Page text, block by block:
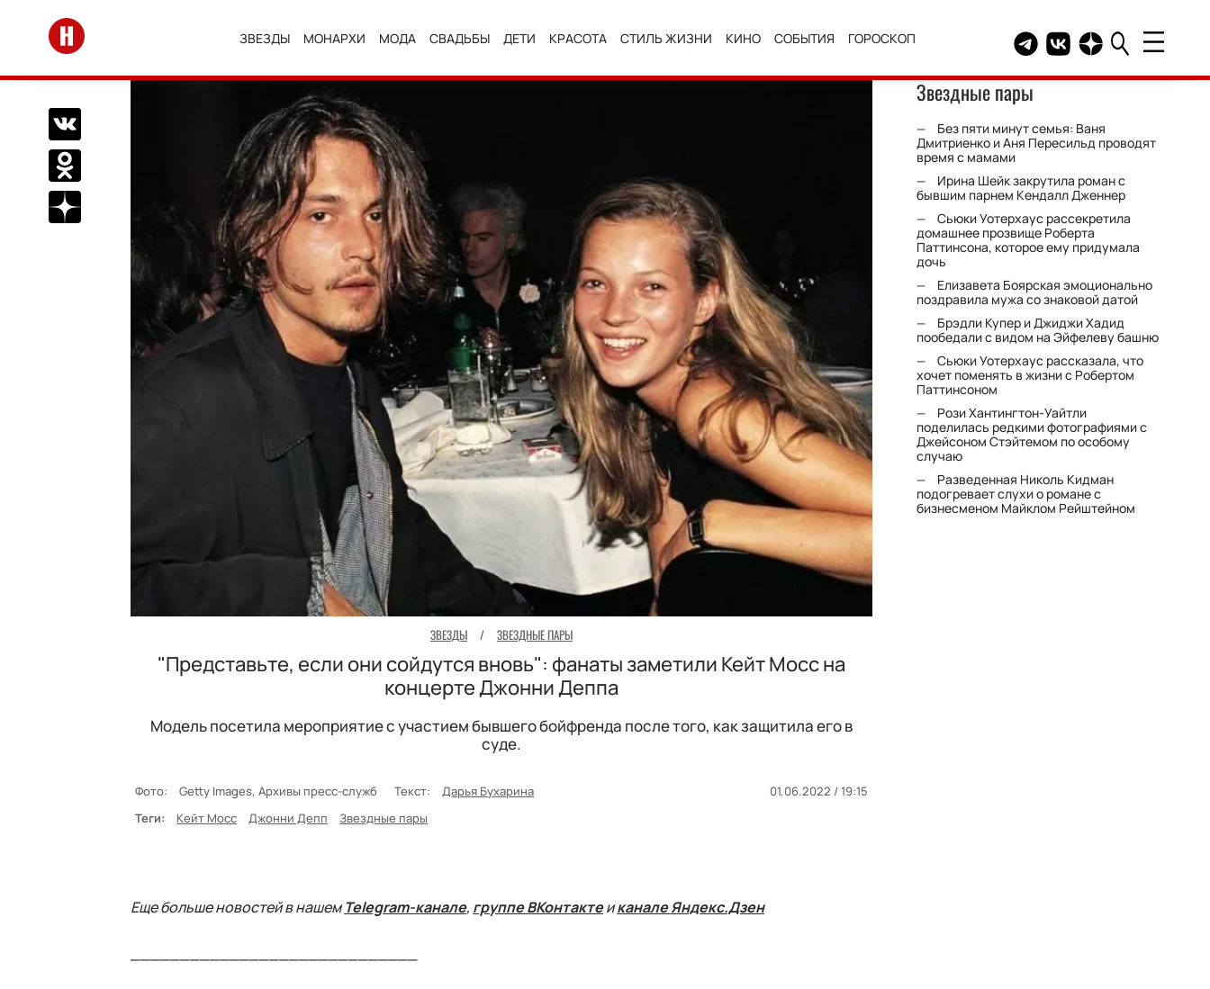
Перейти на главную
ЗВЕЗДЫ МОНАРХИ МОДА СВАДЬБЫ ДЕТИ КРАСОТА СТИЛЬ ЖИЗНИ КИНО СОБЫТИЯ ГОРОСКОП Telegram канал HELLO
Группа HELLO
Канал HELLO в
Поделиться Вконтакте
Поделиться в Одноклассниках
Подписаться на нас в Дзен
ЗВЕЗДЫ / ЗВЕЗДНЫЕ ПАРЫ
"Представьте, если они сойдутся вновь": фанаты заметили Кейт Мосс на
концерте Джонни Деппа
Модель посетила мероприятие с участием бывшего бойфренда после того, как защитила его в
суде.
Фото: Getty Images, Архивы пресс-служб Текст: Дарья Бухарина
01.06.2022 / 19:15
Теги:
Кейт Мосс Джонни Депп Звездные пары
Еще больше новостей в нашемTelegram-канале, группе ВКонтактеиканале Яндекс.Дзен
Звездные пары
Без пяти минут семья: Ваня
Дмитриенко и Аня Пересильд проводят
время с мамами
Ирина Шейк закрутила роман с
бывшим парнем Кендалл Дженнер
Сьюки Уотерхаус рассекретила
домашнее прозвище Роберта
Паттинсона, которое ему придумала
дочь
Елизавета Боярская эмоционально
поздравила мужа со знаковой датой
Брэдли Купер и Джиджи Хадид
пообедали с видом на Эйфелеву башню
Сьюки Уотерхаус рассказала, что
хочет поменять в жизни с Робертом
Паттинсоном
Рози Хантингтон-Уайтли
поделилась редкими фотографиями с
Джейсоном Стэйтемом по особому
случаю
Разведенная Николь Кидман
подогревает слухи о романе с
бизнесменом Майклом Рейштейном